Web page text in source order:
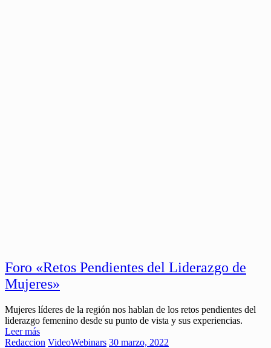
Foro «Retos Pendientes del Liderazgo de
Mujeres»
Mujeres líderes de la región nos hablan de los retos pendientes del
liderazgo femenino desde su punto de vista y sus experiencias.
Leer más
Redaccion VideoWebinars 30 marzo, 2022